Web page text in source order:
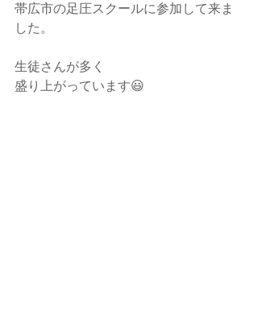
帯広市の足圧スクールに参加して来ま
した。
生徒さんが多く
盛り上がっています😃